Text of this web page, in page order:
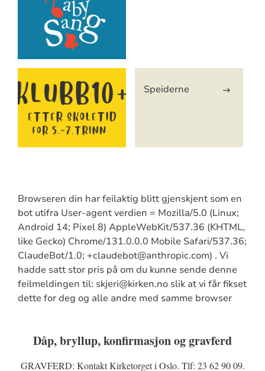
Speiderne
Browseren din har feilaktig blitt gjenskjent som en
bot utifra User-agent verdien = Mozilla/5.0 (Linux;
Android 14; Pixel 8) AppleWebKit/537.36 (KHTML,
like Gecko) Chrome/131.0.0.0 Mobile Safari/537.36;
ClaudeBot/1.0; +claudebot@anthropic.com) . Vi
hadde satt stor pris på om du kunne sende denne
feilmeldingen til: skjeri@kirken.no slik at vi får fikset
dette for deg og alle andre med samme browser
Dåp, bryllup, konfirmasjon og gravferd
GRAVFERD: Kontakt Kirketorget i Oslo. Tlf: 23 62 90 09.